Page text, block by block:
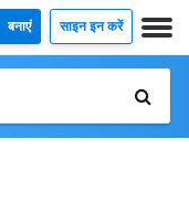
बनाएं साइन इन करें